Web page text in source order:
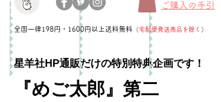
ご購入の手引
全国一律198円・1600円以上送料無料 （宅配便発送商品を除く ）
星羊社HP通販だけの特別特典企画です！
『めご太郎』第二